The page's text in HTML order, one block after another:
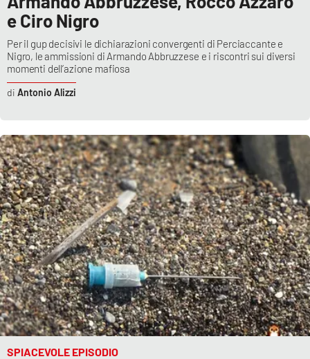
e Ciro Nigro
Per il gup decisivi le dichiarazioni convergenti di Perciaccante e
Nigro, le ammissioni di Armando Abbruzzese e i riscontri sui diversi
momenti dell’azione mafiosa
Antonio Alizzi
SPIACEVOLE EPISODIO